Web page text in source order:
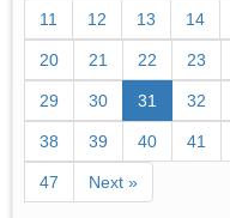
11 12 13 14
20 21 22 23
29 30 31 32
38 39 40 41
47 Next »